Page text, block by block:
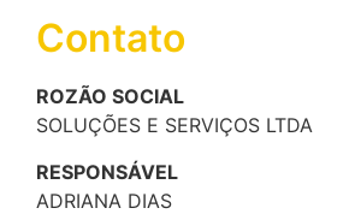
Contato
ROZÃO SOCIAL
SOLUÇÕES E SERVIÇOS LTDA
RESPONSÁVEL
ADRIANA DIAS